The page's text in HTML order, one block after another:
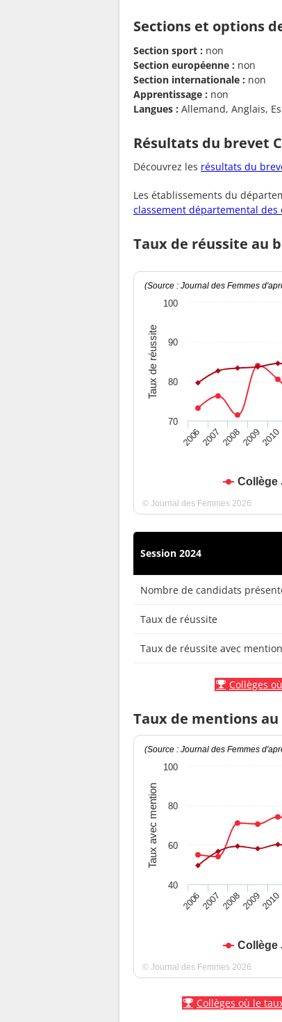
Sections et options
Section sport : non
Section européenne : non
Section internationale : non
Apprentissage : non
Langues : Allemand, Anglais,
Résultats du brevet
Découvrez les résultats du
Les établissements du
classement départemental des
Taux de réussite au
Taux de réussite
(Source : Journal des Femmes
Collège
20062007200820092010
70
80
90
100
© Journal des Femmes 2026
Session 2024
Nombre de candidats
Taux de réussite
Taux de réussite avec mention
Collèges
Taux de mentions
Taux avec mention
(Source : Journal des Femmes
Collège
20062007200820092010
40
60
80
100
© Journal des Femmes 2026
Collèges où le